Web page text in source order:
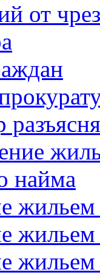
от
найма
жильем